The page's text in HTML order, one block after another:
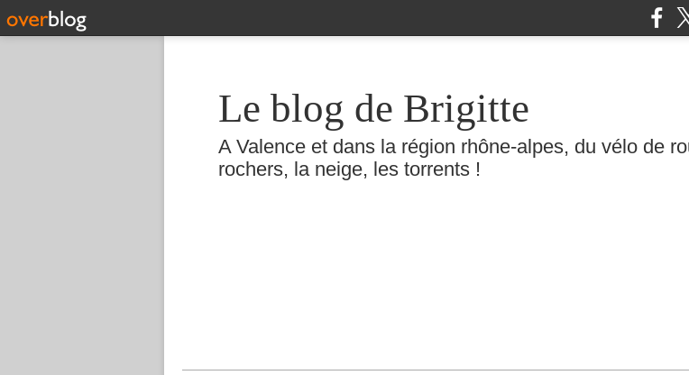
Le blog de Brigitte
A Valence et dans la région rhône-alpes, du vélo de
rochers, la neige, les torrents !